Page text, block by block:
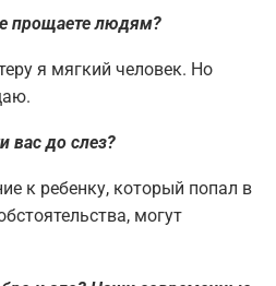
прощаете людям?
я мягкий человек. Но
вас до слез?
к ребенку, который попал в
могут